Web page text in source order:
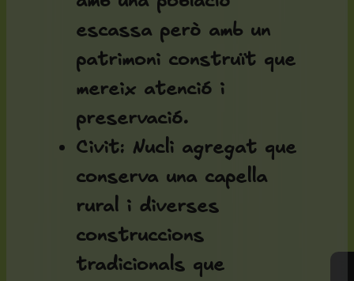
escassa però amb un
patrimoni construït que
mereix atenció i
preservació.
Civit: Nucli agregat que
conserva una capella
rural i diverses
construccions
tradicionals que